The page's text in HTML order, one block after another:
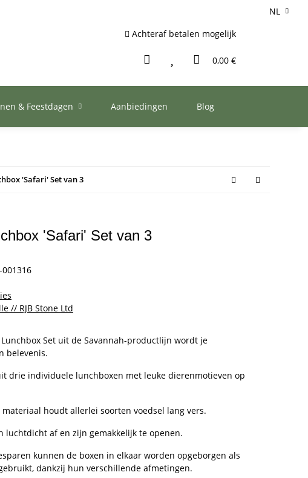
NL
Achteraf betalen mogelijk
0,00 €
& Feestdagen Aanbiedingen Blog
'Safari' Set van 3
'Safari' Set van 3
001316
// RJB Stone Ltd
Set uit de Savannah-productlijn wordt je
belevenis.
drie individuele lunchboxen met leuke dierenmotieven op
materiaal houdt allerlei soorten voedsel lang vers.
luchtdicht af en zijn gemakkelijk te openen.
kunnen de boxen in elkaar worden opgeborgen als
dankzij hun verschillende afmetingen.